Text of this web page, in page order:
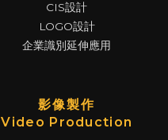
CIS設計
LOGO設計
企業識別延伸應用
影像製作
Video Production